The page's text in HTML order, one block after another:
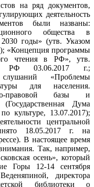
на ряд документов,
деятельность
были названы:
общества в
годы» (утв. Указом
«Концепция программы
чтения в РФ», утв.
РФ 03.06.2017 г.;
слушаний «Проблемы
для населения.
правовой базы и
Дума
культуре, 13.07.2017);
центральной
18.05.2017 г. на
В настоящее время
Так, например,
осень», который
Горы 12-14 сентября
директора
библиотеки о